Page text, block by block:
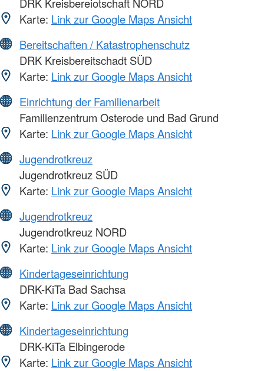
DRK Kreisbereiotschaft NORD
Karte: Link zur Google Maps Ansicht
Bereitschaften / Katastrophenschutz
DRK Kreisbereitschadt SÜD
Karte: Link zur Google Maps Ansicht
Einrichtung der Familienarbeit
Familienzentrum Osterode und Bad Grund
Karte: Link zur Google Maps Ansicht
Jugendrotkreuz
Jugendrotkreuz SÜD
Karte: Link zur Google Maps Ansicht
Jugendrotkreuz
Jugendrotkreuz NORD
Karte: Link zur Google Maps Ansicht
Kindertageseinrichtung
DRK-KiTa Bad Sachsa
Karte: Link zur Google Maps Ansicht
Kindertageseinrichtung
DRK-KiTa Elbingerode
Karte: Link zur Google Maps Ansicht